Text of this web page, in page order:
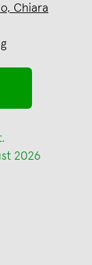
Chiara
2026